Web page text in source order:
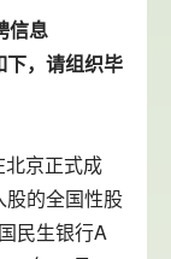
信息
下，请组织毕
京正式成
股的全国性股
民生银行A